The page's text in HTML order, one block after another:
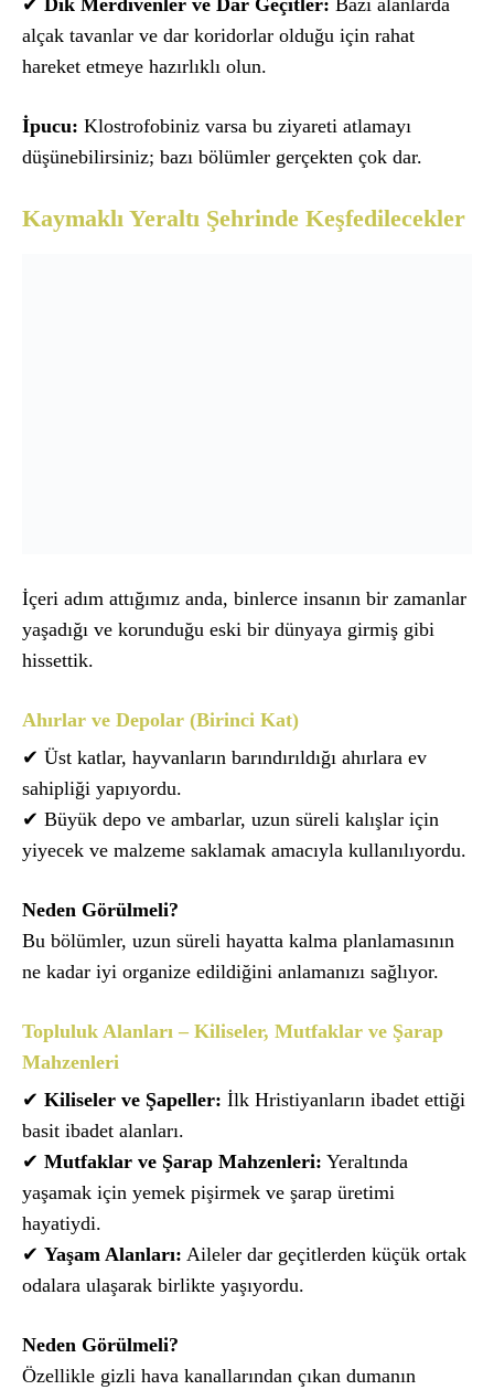
✔ Dik Merdivenler ve Dar Geçitler: Bazı alanlarda
alçak tavanlar ve dar koridorlar olduğu için rahat
hareket etmeye hazırlıklı olun.
İpucu: Klostrofobiniz varsa bu ziyareti atlamayı
düşünebilirsiniz; bazı bölümler gerçekten çok dar.
Kaymaklı Yeraltı Şehrinde Keşfedilecekler
İçeri adım attığımız anda, binlerce insanın bir zamanlar
yaşadığı ve korunduğu eski bir dünyaya girmiş gibi
hissettik.
Ahırlar ve Depolar (Birinci Kat)
✔ Üst katlar, hayvanların barındırıldığı ahırlara ev
sahipliği yapıyordu.
✔ Büyük depo ve ambarlar, uzun süreli kalışlar için
yiyecek ve malzeme saklamak amacıyla kullanılıyordu.
Neden Görülmeli?
Bu bölümler, uzun süreli hayatta kalma planlamasının
ne kadar iyi organize edildiğini anlamanızı sağlıyor.
Topluluk Alanları – Kiliseler, Mutfaklar ve Şarap
Mahzenleri
✔ Kiliseler ve Şapeller: İlk Hristiyanların ibadet ettiği
basit ibadet alanları.
✔ Mutfaklar ve Şarap Mahzenleri: Yeraltında
yaşamak için yemek pişirmek ve şarap üretimi
hayatiydi.
✔ Yaşam Alanları: Aileler dar geçitlerden küçük ortak
odalara ulaşarak birlikte yaşıyordu.
Neden Görülmeli?
Özellikle gizli hava kanallarından çıkan dumanın